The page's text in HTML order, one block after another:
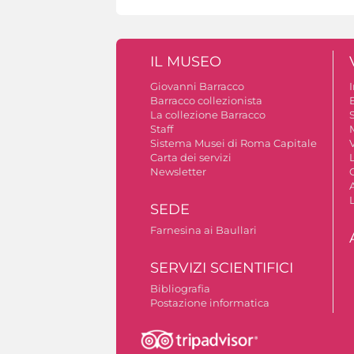
IL MUSEO
Giovanni Barracco
Barracco collezionista
La collezione Barracco
Staff
Sistema Musei di Roma Capitale
Carta dei servizi
Newsletter
SEDE
Farnesina ai Baullari
SERVIZI SCIENTIFICI
Bibliografia
Postazione informatica